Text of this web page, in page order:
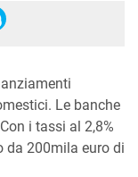
Skype
Le banche
i tassi al 2,8%
da 200mila euro di